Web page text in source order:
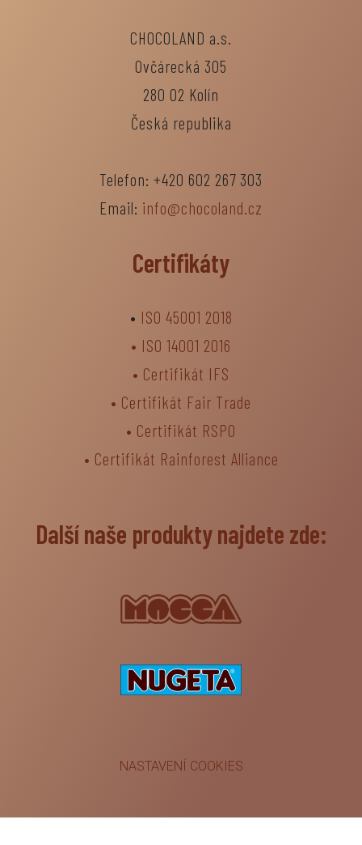
CHOCOLAND a.s.
Ovčárecká 305
280 02 Kolín
Česká republika
Telefon: +420 602 267 303
Email: info@chocoland.cz
Certifikáty
• ISO 45001 2018
• ISO 14001 2016
• Certifikát IFS
• Certifikát Fair Trade
• Certifikát RSPO
• Certifikát Rainforest Alliance
Další naše produkty najdete zde:
NASTAVENÍ COOKIES